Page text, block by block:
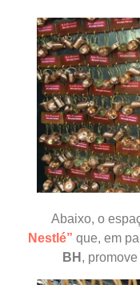
Abaixo, o
Nestlé” que, em
BH ,